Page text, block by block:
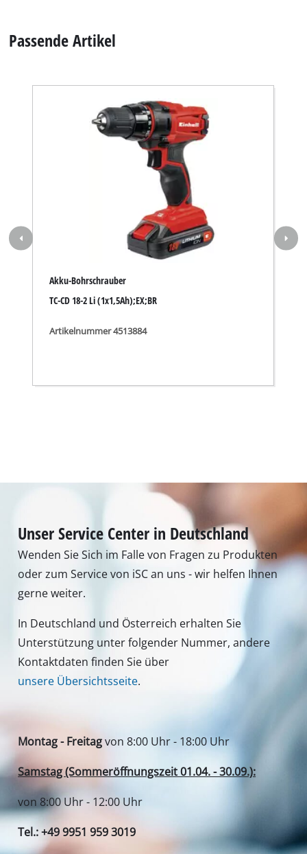
Passende Artikel
Akku-Bohrschrauber
TC-CD 18-2 Li (1x1,5Ah);EX;BR
Artikelnummer 4513884
Unser Service Center in Deutschland
Wenden Sie Sich im Falle von Fragen zu Produkten
oder zum Service von iSC an uns - wir helfen Ihnen
gerne weiter.
In Deutschland und Österreich erhalten Sie
Unterstützung unter folgender Nummer, andere
Kontaktdaten finden Sie über
unsere Übersichtsseite.
Montag - Freitagvon 8:00 Uhr - 18:00 Uhr
Samstag (Sommeröffnungszeit 01.04. - 30.09.):
von 8:00 Uhr - 12:00 Uhr
Tel.: +49 9951 959 3019